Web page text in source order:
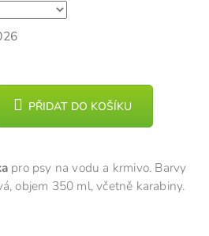
PŘIDAT DO KOŠÍKU
pro psy na vodu a krmivo. Barvy
objem 350 ml, včetně karabiny.